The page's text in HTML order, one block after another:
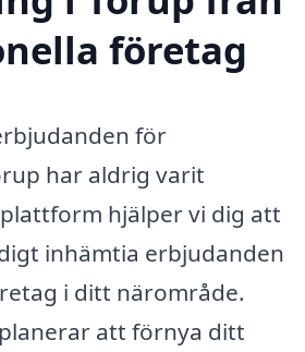
företag
för
har aldrig varit
hjälper vi dig att
inhämtia erbjudanden
i ditt närområde.
att förnya ditt